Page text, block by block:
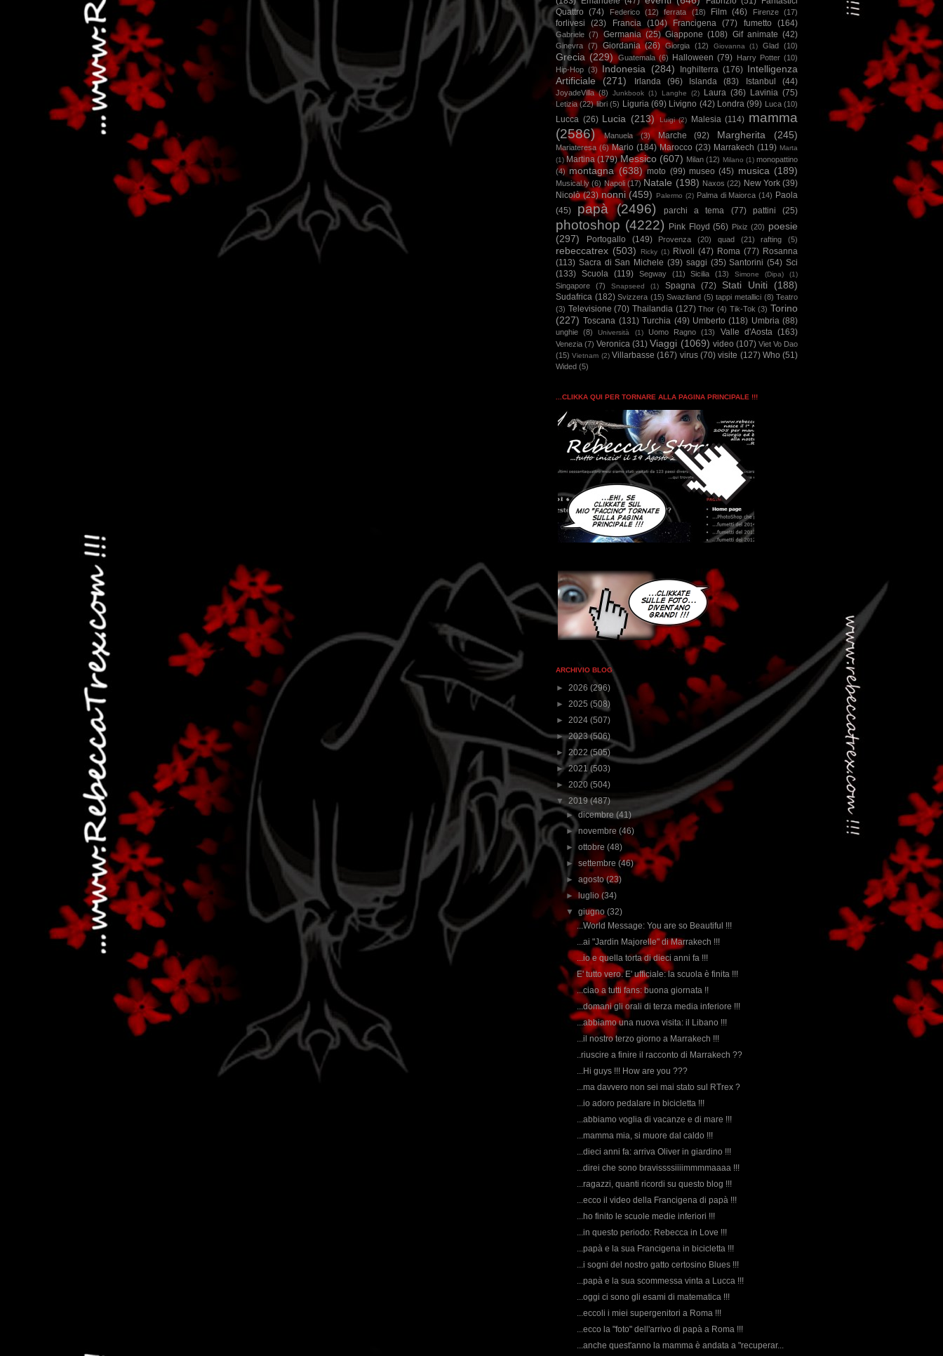
Quattro (74) Federico (12) ferrata (18) Film (46) Firenze (17)
forlivesi (23) Francia (104) Francigena (77) fumetto (164)
Gabriele (7) Germania (25) Giappone (108) Gif animate (42)
Ginevra (7) Giordania (26) Giorgia (12) Giovanna (1) Glad (10)
Grecia (229) Guatemala (6) Halloween (79) Harry Potter (10)
Hip-Hop (3) Indonesia (284) Inghilterra (176) Intelligenza
Artificiale
(271) Irlanda (96) Islanda (83) Istanbul (44)
JoyadeVilla (8) Junkbook (1) Langhe (2) Laura (36) Lavinia (75)
Letizia (22) libri (5) Liguria (69) Livigno (42) Londra (99) Luca (10)
Lucca (26) Lucia (213) Luigi (2) Malesia (114) mamma
(2586)
Manuela (3) Marche (92) Margherita (245)
Mariateresa (6) Mario (184) Marocco (23) Marrakech (119) Marta
(1) Martina (179) Messico (607) Milan (12) Milano (1) monopattino
(4) montagna (638) moto (99) museo (45) musica (189)
Musical.ly (6) Napoli (17) Natale (198) Naxos (22) New York (39)
Nicolò (23) nonni (459) Palermo (2) Palma di Maiorca (14) Paola
(45)
papà (2496) parchi a tema (77) pattini (25)
photoshop (4222) Pink Floyd (56) Pixiz (20) poesie
(297)
Portogallo (149) Provenza (20) quad (21) rafting (5)
rebeccatrex (503) Ricky (1) Rivoli (47) Roma (77) Rosanna
(113) Sacra di San Michele (39) saggi (35) Santorini (54) Sci
(133) Scuola (119) Segway (11) Sicilia (13) Simone (Dipa) (1)
Singapore (7) Snapseed (1) Spagna (72) Stati Uniti (188)
Sudafrica (182) Svizzera (15) Swaziland (5) tappi metallici (8) Teatro
(3) Televisione (70) Thailandia (127) Thor (4) Tik-Tok (3) Torino
(227) Toscana (131) Turchia (49) Umberto (118) Umbria (88)
unghie (8) Università (1) Uomo Ragno (13) Valle d'Aosta (163)
Venezia (7) Veronica (31) Viaggi (1069) video (107) Viet Vo Dao
(15) Vietnam (2) Villarbasse (167) virus (70) visite (127) Who (51)
Wided (5)
...CLIKKA QUI PER TORNARE ALLA PAGINA PRINCIPALE !!!
ARCHIVIO BLOG
► 2026 (296)
► 2025 (508)
► 2024 (507)
►2023(506)
► 2022(505)
►2021(503)
► 2020 (504)
▼ 2019(487)
►dicembre(41)
►novembre(46)
►ottobre(48)
►settembre(46)
►agosto(23)
►luglio(34)
▼giugno(32)
...World Message: You are so Beautiful !!!
...ai "Jardin Majorelle" di Marrakech !!!
...io e quella torta di dieci anni fa !!!
E' tutto vero. E' ufficiale: la scuola è finita !!!
...ciao a tutti fans: buona giornata !!
...domani gli orali di terza media inferiore !!!
...abbiamo una nuova visita: il Libano !!!
...il nostro terzo giorno a Marrakech !!!
..riuscire a finire il racconto di Marrakech ??
...Hi guys !!! How are you ???
...ma davvero non sei mai stato sul RTrex ?
...io adoro pedalare in bicicletta !!!
...abbiamo voglia di vacanze e di mare !!!
...mamma mia, si muore dal caldo !!!
...dieci anni fa: arriva Oliver in giardino !!!
...direi che sono bravissssiiiimmmmaaaa !!!
...ragazzi, quanti ricordi su questo blog !!!
...ecco il video della Francigena di papà !!!
...ho finito le scuole medie inferiori !!!
...in questo periodo: Rebecca in Love !!!
...papà e la sua Francigena in bicicletta !!!
...i sogni del nostro gatto certosino Blues !!!
...papà e la sua scommessa vinta a Lucca !!!
...oggi ci sono gli esami di matematica !!!
...eccoli i miei supergenitori a Roma !!!
...ecco la "foto" dell'arrivo di papà a Roma !!!
...anche quest'anno la mamma è andata a "recuperar...